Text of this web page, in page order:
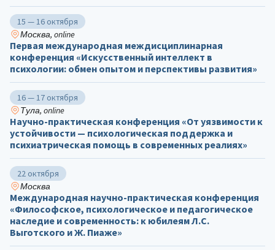
15 — 16 октября
Москва, online
Первая международная междисциплинарная
конференция «Искусственный интеллект в
психологии: обмен опытом и перспективы развития»
16 — 17 октября
Тула, online
Научно-практическая конференция «От уязвимости к
устойчивости — психологическая поддержка и
психиатрическая помощь в современных реалиях»
22 октября
Москва
Международная научно-практическая конференция
«Философское, психологическое и педагогическое
наследие и современность: к юбилеям Л.С.
Выготского и Ж. Пиаже»